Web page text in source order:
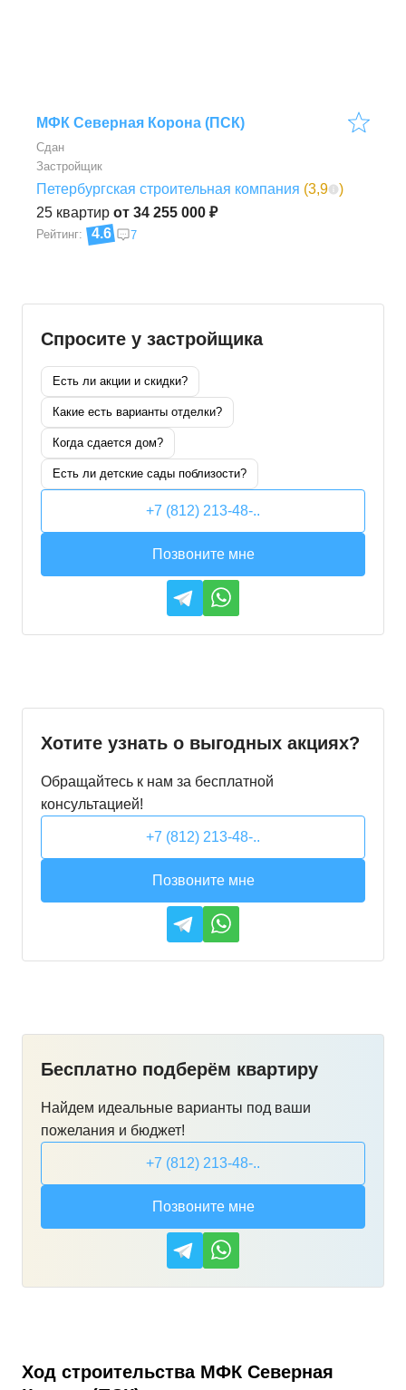
МФК Северная Корона (ПСК)
Сдан
25 квартир от 34 255 000 ₽
Застройщик
Петербургская строительная компания (3,9 )
Рейтинг: 4.6 7
Спросите у застройщика
Есть ли акции и скидки?
Какие есть варианты отделки?
Когда сдается дом?
Есть ли детские сады поблизости?
+7 (812) 213-48-..
Позвоните мне
Хотите узнать о выгодных акциях?
Обращайтесь к нам за бесплатной
консультацией!
+7 (812) 213-48-..
Позвоните мне
Бесплатно подберём квартиру
Найдем идеальные варианты под ваши
пожелания и бюджет!
+7 (812) 213-48-..
Позвоните мне
Ход строительства МФК Северная